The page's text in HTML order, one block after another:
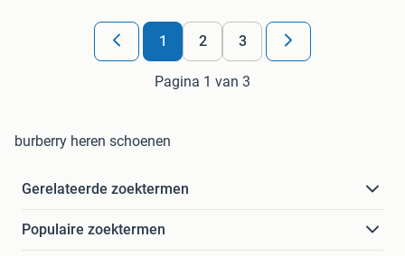
1 2 3
Pagina 1 van 3
burberry heren schoenen
Gerelateerde zoektermen
Populaire zoektermen